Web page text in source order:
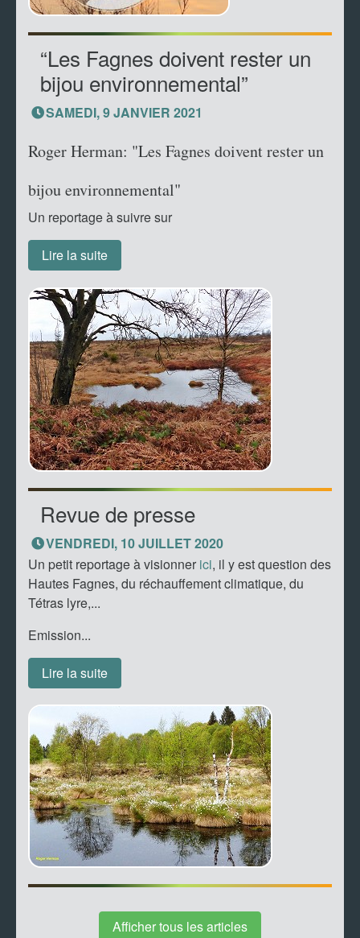
“Les Fagnes doivent rester un
bijou environnemental”
SAMEDI, 9 JANVIER 2021
Roger Herman: "Les Fagnes doivent rester un
bijou environnemental"
Un reportage à suivre sur
Lire la suite
Revue de presse
VENDREDI, 10 JUILLET 2020
Un petit reportage à visionner ici, il y est question des
Hautes Fagnes, du réchauffement climatique, du
Tétras lyre,...
Emission...
Lire la suite
Afficher tous les articles